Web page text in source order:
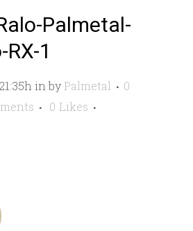
Palmetal-
1
inby Palmetal
0
0 Likes